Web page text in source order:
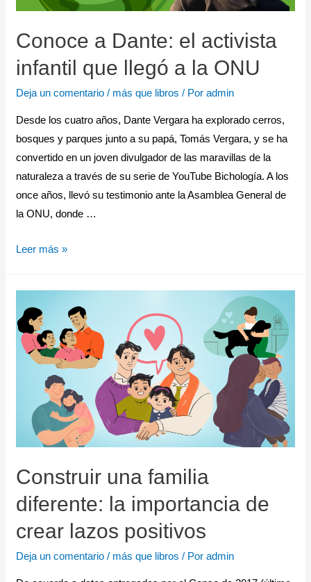
Conoce a Dante: el activista
infantil que llegó a la ONU
Deja un comentario / más que libros / Poradmin
Desde los cuatro años, Dante Vergara ha explorado cerros,
bosques y parques junto a su papá, Tomás Vergara, y se ha
convertido en un joven divulgador de las maravillas de la
naturaleza a través de su serie de YouTube Bichología. A los
once años, llevó su testimonio ante la Asamblea General de
la ONU, donde …
Leer más »
Construir una familia
diferente: la importancia de
crear lazos positivos
Deja un comentario / más que libros / Poradmin